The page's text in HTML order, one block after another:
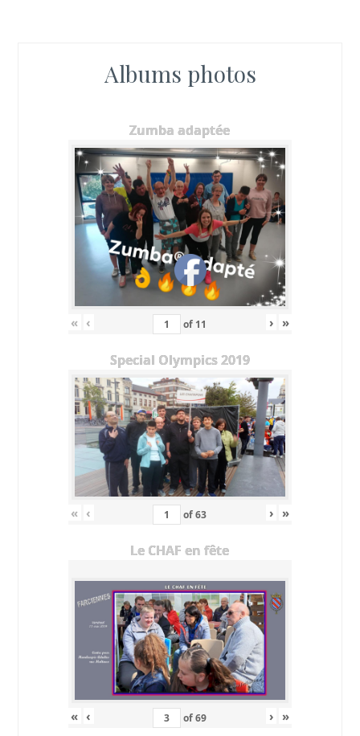
Albums photos
Zumba adaptée
« ‹ of 11 › »
Special Olympics 2019
« ‹ of63 › »
Le CHAF en fête
« ‹ of69 › »